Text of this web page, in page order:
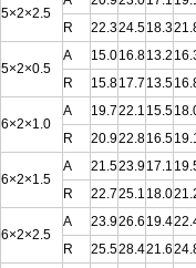
5×2×2.5
R
22.324.518.3
5×2×0.5
A 15.016.813.2
R
15.817.7 13.5
6×2×1.0
A 19.722.1 15.5
R
20.922.816.5
6×2×1.5
A 21.523.917.1
R
22.725.1 18.0
6×2×2.5
A 23.926.6 19.4
R
25.528.421.6